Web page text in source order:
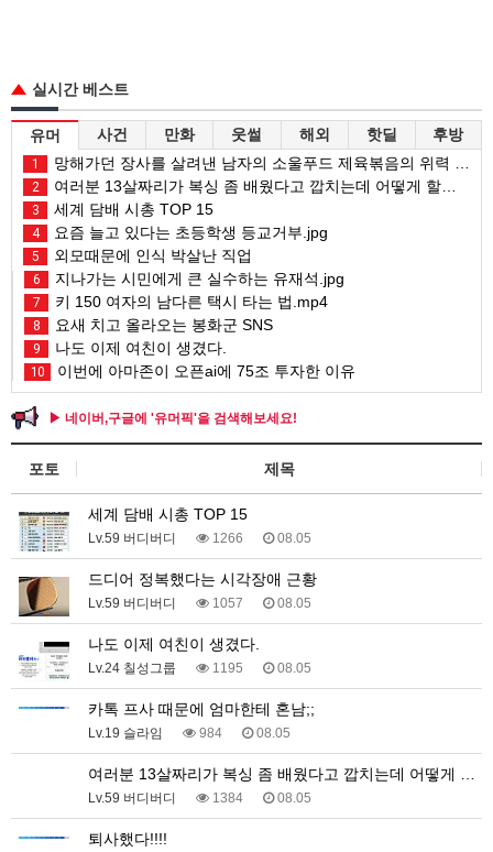
실시간 베스트
유머 사건 만화 웃썰 해외 핫딜 후방
1 망해가던 장사를 살려낸 남자의 소울푸드 제육볶음의 위력 ㅋㅋ
2 여러분 13살짜리가 복싱 좀 배웠다고 깝치는데 어떻게 할까요?
3 세계 담배 시총 TOP 15
4 요즘 늘고 있다는 초등학생 등교거부.jpg
5 외모때문에 인식 박살난 직업
6 지나가는 시민에게 큰 실수하는 유재석.jpg
7 키 150 여자의 남다른 택시 타는 법.mp4
8 요새 치고 올라오는 봉화군 SNS
9 나도 이제 여친이 생겼다.
10 이번에 아마존이 오픈ai에 75조 투자한 이유
▶ 네이버,구글에 '유머픽'을 검색해보세요!
포토 제목
세계 담배 시총 TOP 15
Lv.59 버디버디 1266 08.05
드디어 정복했다는 시각장애 근황
Lv.59 버디버디 1057 08.05
나도 이제 여친이 생겼다.
Lv.24 칠성그룹 1195 08.05
카톡 프사 때문에 엄마한테 혼남;;
Lv.19 슬라임 984 08.05
여러분 13살짜리가 복싱 좀 배웠다고 깝치는데 어떻게 …
Lv.59 버디버디 1384 08.05
퇴사했다!!!!